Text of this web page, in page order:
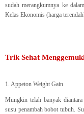
sudah merangkumnya ke
Kelas Ekonomis (harga
Trik Sehat
1. Appeton Weight Gain
Mungkin telah banyak
susu penambah bobot tubuh.